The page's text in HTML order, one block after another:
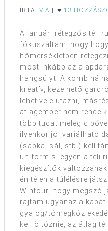
ÍRTA: VIA 13
A januári rétegzős téli
fókuszáltam, hogy
hőmérsékletben
most inkább az
hangsúlyt. A
kreatív, kezelhető
lehet vele utazni,
átlagember nem
több tucat meleg
ilyenkor jól variálható
(sapka, sál, stb.) kell
uniformis legyen a téli
kiegészítők
én télen a túlélésre
Wintour, hogy
rajtam ugyanaz a
gyalog/
kell öltöznie, az átlag